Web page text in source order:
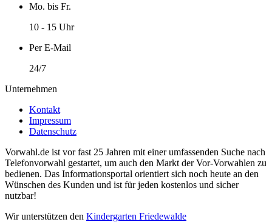
Mo. bis Fr.
10 - 15 Uhr
Per E-Mail
24/7
Unternehmen
Kontakt
Impressum
Datenschutz
Vorwahl.de ist vor fast 25 Jahren mit einer umfassenden Suche nach
Telefonvorwahl gestartet, um auch den Markt der Vor-Vorwahlen zu
bedienen. Das Informationsportal orientiert sich noch heute an den
Wünschen des Kunden und ist für jeden kostenlos und sicher
nutzbar!
Wir unterstützen den Kindergarten Friedewalde